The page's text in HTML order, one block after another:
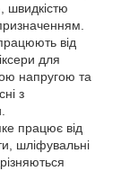
швидкістю
від
для
напругою та
з
працює від
шліфувальні